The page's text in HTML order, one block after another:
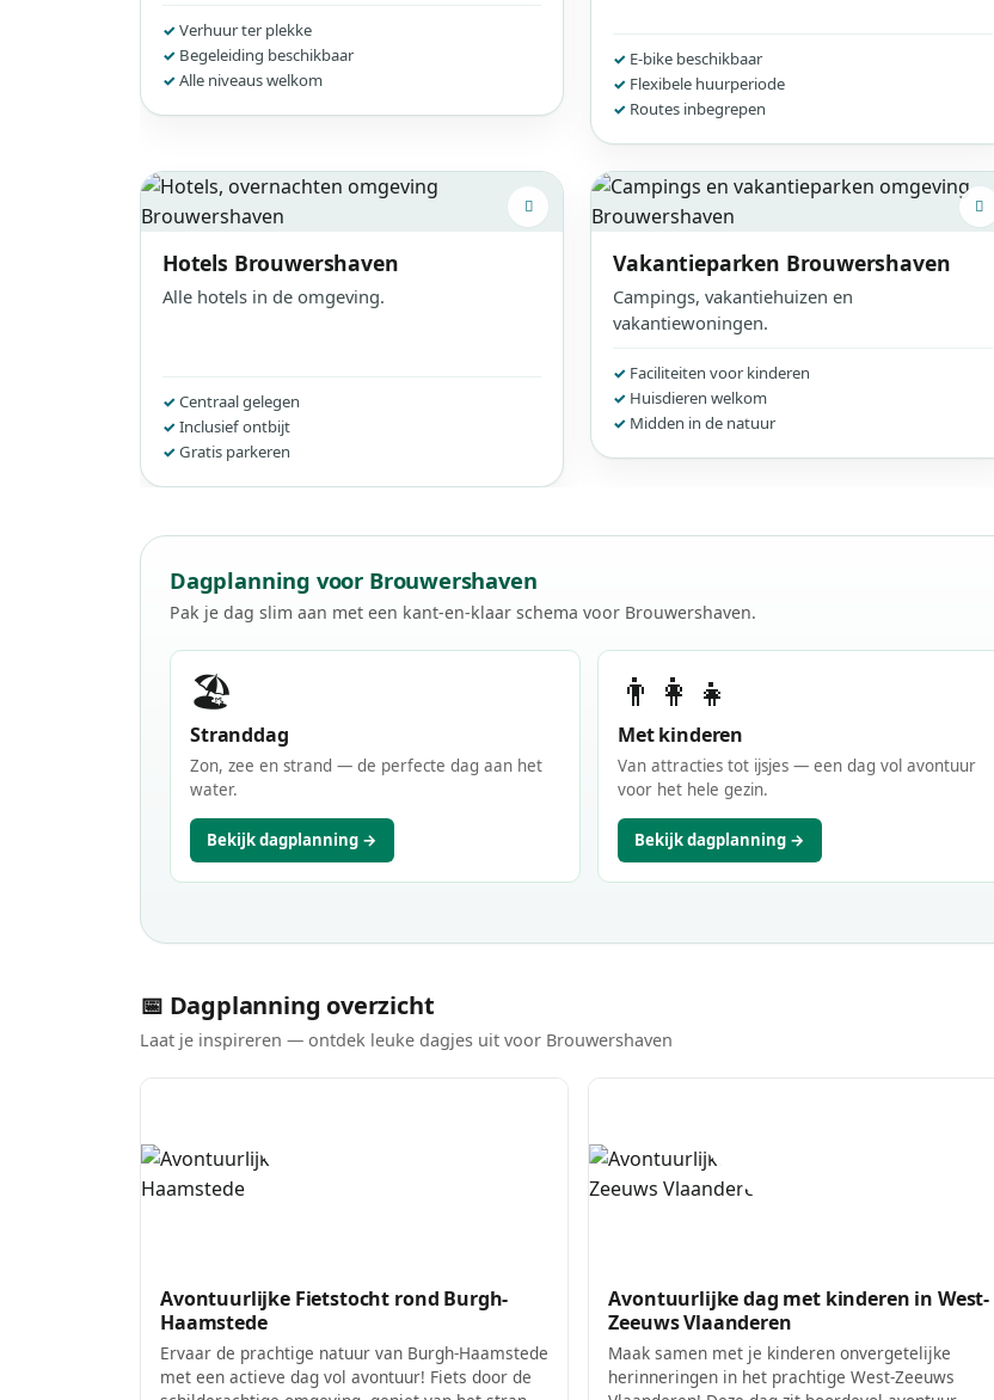
Verhuur ter plekke
Begeleiding beschikbaar
Alle niveaus welkom
E-bike beschikbaar
Flexibele huurperiode
Routes inbegrepen
Hotels Brouwershaven
Alle hotels in de omgeving.
Centraal gelegen
Inclusief ontbijt
Gratis parkeren
Vakantieparken Brouwershaven
Campings, vakantiehuizen en
vakantiewoningen.
Faciliteiten voor kinderen
Huisdieren welkom
Midden in de natuur
Dagplanning voor Brouwershaven
Pak je dag slim aan met een kant-en-klaar schema voor Brouwershaven.
🏖️
Stranddag
Zon, zee en strand — de perfecte dag aan het
water.
Bekijk dagplanning →
👨‍👩‍👧
Met kinderen
Van attracties tot ijsjes — een dag vol avontuur
voor het hele gezin.
Bekijk dagplanning →
📅 Dagplanning overzicht
Laat je inspireren — ontdek leuke dagjes uit voor Brouwershaven
Avontuurlijke Fietstocht rond Burgh-
Haamstede
Ervaar de prachtige natuur van Burgh-Haamstede
met een actieve dag vol avontuur! Fiets door de
Avontuurlijke dag met kinderen in West-
Zeeuws Vlaanderen
Maak samen met je kinderen onvergetelijke
herinneringen in het prachtige West-Zeeuws